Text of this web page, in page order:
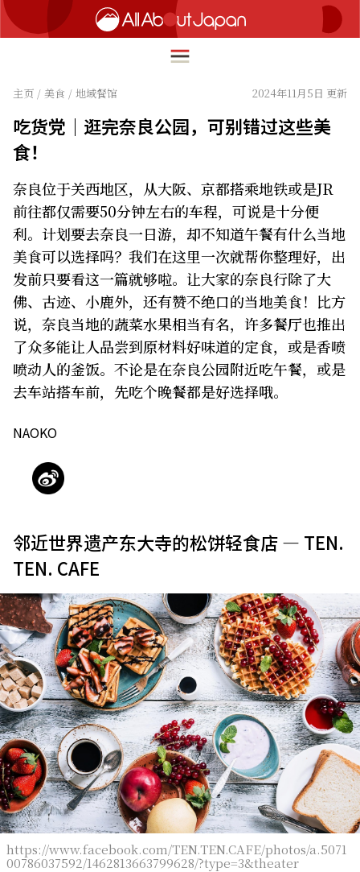
繁體中文
ภาษาไทย
한국어
日本語
HOME
旅行
美食
文化
热点
生活
关于我们
主页 / 美食 / 地域餐馆 2024年11月5日 更新
吃货党｜逛完奈良公园，可别错过这些美
食！
奈良位于关西地区，从大阪、京都搭乘地铁或是JR
前往都仅需要50分钟左右的车程，可说是十分便
利。计划要去奈良一日游，却不知道午餐有什么当地
美食可以选择吗？我们在这里一次就帮你整理好，出
发前只要看这一篇就够啦。让大家的奈良行除了大
佛、古迹、小鹿外，还有赞不绝口的当地美食！比方
说，奈良当地的蔬菜水果相当有名，许多餐厅也推出
了众多能让人品尝到原材料好味道的定食，或是香喷
喷动人的釜饭。不论是在奈良公园附近吃午餐，或是
去车站搭车前，先吃个晚餐都是好选择哦。
NAOKO
邻近世界遗产东大寺的松饼轻食店 — TEN.
TEN. CAFE
https://www.facebook.com/TEN.TEN.CAFE/photos/a.5071
00786037592/1462813663799628/?type=3&theater